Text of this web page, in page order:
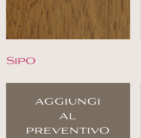
Sipo
aggiungi
al
preventivo